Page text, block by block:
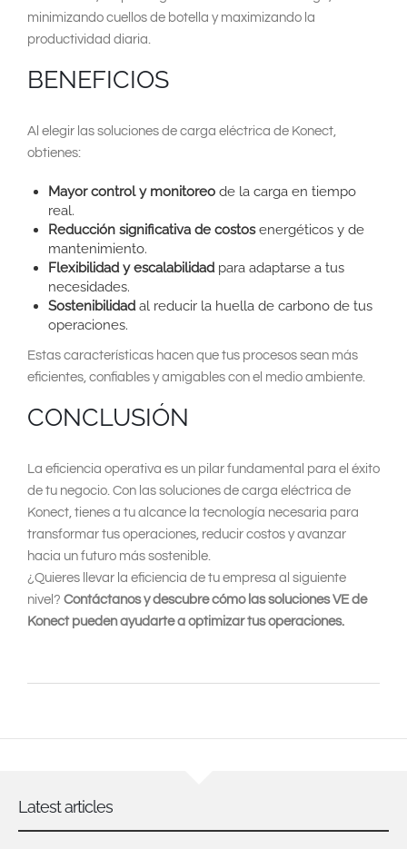
minimizando cuellos de botella y maximizando la
productividad diaria.
BENEFICIOS
Al elegir las soluciones de carga eléctrica de Konect,
obtienes:
Mayor control y monitoreode la carga en tiempo
real.
Reducción significativa de costosenergéticos y de
mantenimiento.
Flexibilidad y escalabilidadpara adaptarse a tus
necesidades.
Sostenibilidadal reducir la huella de carbono de tus
operaciones.
Estas características hacen que tus procesos sean más
eficientes, confiables y amigables con el medio ambiente.
CONCLUSIÓN
La eficiencia operativa es un pilar fundamental para el éxito
de tu negocio. Con las soluciones de carga eléctrica de
Konect, tienes a tu alcance la tecnología necesaria para
transformar tus operaciones, reducir costos y avanzar
hacia un futuro más sostenible.
¿Quieres llevar la eficiencia de tu empresa al siguiente
nivel? Contáctanos y descubre cómo las soluciones VE de
Konect pueden ayudarte a optimizar tus operaciones.
Latest articles